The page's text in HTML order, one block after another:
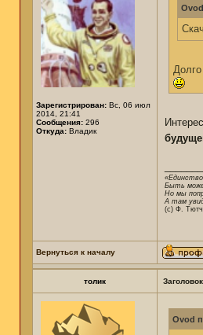
Зарегистрирован: Вс, 06 июл
2014, 21:41
Сообщения: 296
Откуда: Владик
Быть
Но мы
А там
(c) Ф.
Вернуться к началу
толик
Ovod